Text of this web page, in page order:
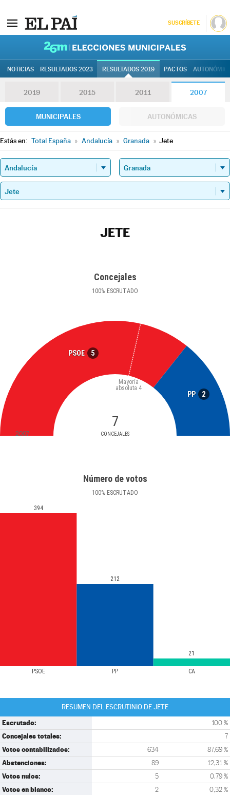
SUSCRÍBETE
NOTICIAS RESULTADOS 2023 RESULTADOS 2019 PACTOS
2019 2015 2011 2007
MUNICIPALES AUTONÓMICAS
Estás en: Total España » Andalucía » Granada » Jete
JETE
Concejales
100% ESCRUTADO
PSOE 5
PP 2
7
CONCEJALES
Mayoría
absoluta 4
2007
Número de votos
100% ESCRUTADO
PSOE PP CA
394
212
21
RESUMEN DEL ESCRUTINIO DE JETE
Escrutado: 100 %
Concejales totales: 7
Votos contabilizados: 634 87,69 %
Abstenciones: 89 12,31 %
Votos nulos: 5 0,79 %
Votos en blanco: 2 0,32 %